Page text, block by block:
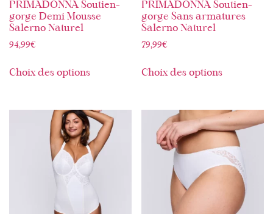
PRIMADONNA Soutien-
gorge Demi Mousse
Salerno Naturel
94,99€
Choix des options
PRIMADONNA Soutien-
gorge Sans armatures
Salerno Naturel
79,99€
Choix des options